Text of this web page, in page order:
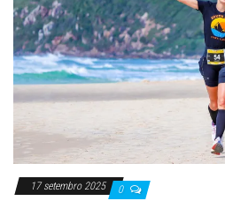
17 setembro 2025 0